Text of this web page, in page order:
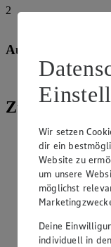
2
Außerdem:
Olivenöl
Zubereitung
Weizenmehl,
der
Portionen)
langsam in die
und den Teig
geschmeidiger
Den Teig aus
etwas Olivenöl
Wir setzen
dir ein
Website zu
um unsere
möglichst
Deine
individuell in